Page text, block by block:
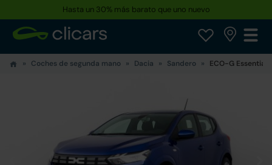
Hasta un 30% más barato que uno nuevo
Coches de segunda mano Dacia Sandero ECO-G Essential